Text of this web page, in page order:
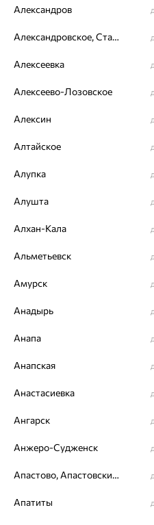
Вставка:Бриллиант
Цвет вставки:
Вес металла:
Характеристика вставки:
ВЕС
ЧИСТОТА
Сертификаты на камни
Похожие изделия
Александров
Александровское, Ставропольский край
Алексеевка
Алексеево-Лозовское
Алексин
Алтайское
Алупка
Алушта
Алхан-Кала
Альметьевск
Амурск
Анадырь
Анапа
Анапская
Анастасиевка
Ангарск
Анжеро-Судженск
Апастово, Апастовский район
Апатиты